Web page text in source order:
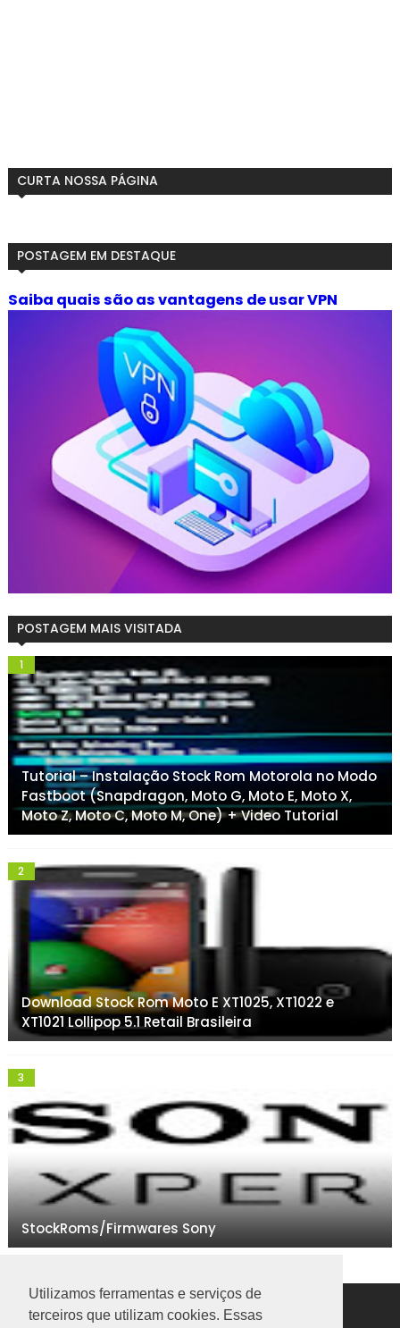
Utilizamos ferramentas e serviços de
terceiros que utilizam cookies. Essas
CURTA NOSSA PÁGINA
POSTAGEM EM DESTAQUE
Saiba quais são as vantagens de usar VPN
POSTAGEM MAIS VISITADA
Tutorial – Instalação Stock Rom Motorola no Modo
Fastboot (Snapdragon, Moto G, Moto E, Moto X,
Moto Z, Moto C, Moto M, One) + Video Tutorial
Download Stock Rom Moto E XT1025, XT1022 e
XT1021 Lollipop 5.1 Retail Brasileira
StockRoms/Firmwares Sony